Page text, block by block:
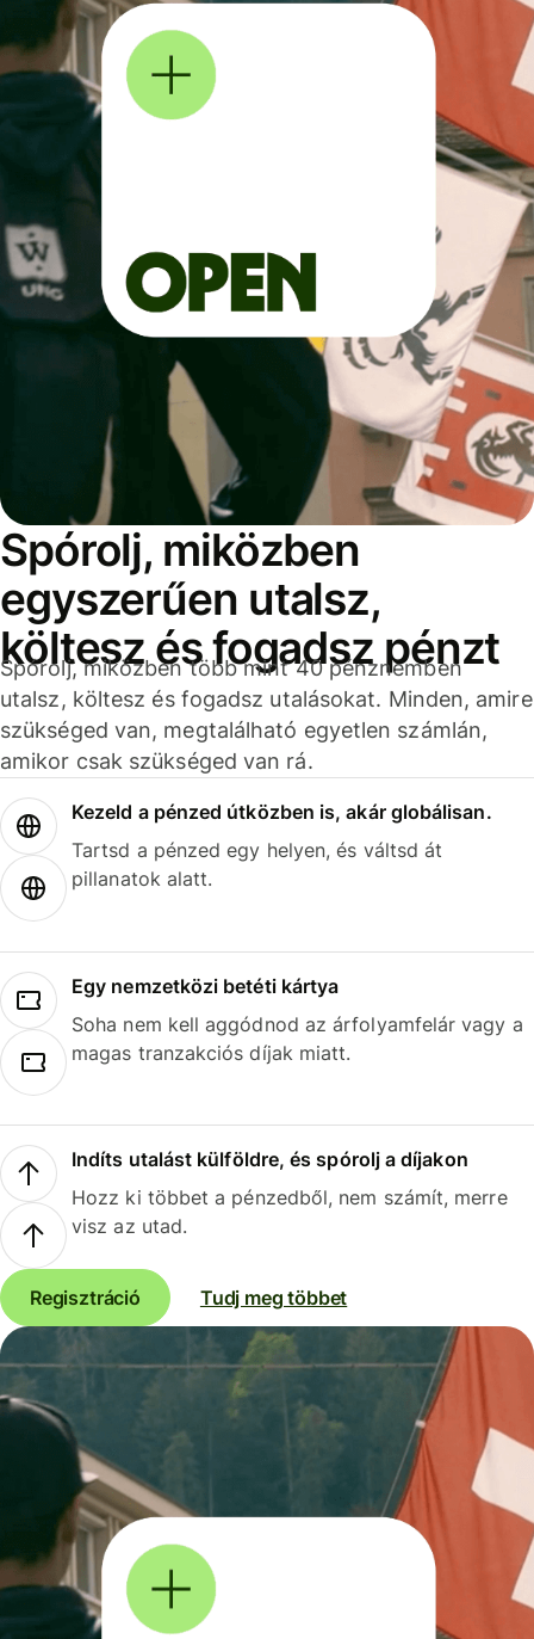
Spórolj, miközben
egyszerűen utalsz,
költesz és fogadsz pénzt
Spórolj, miközben több mint 40 pénznemben
utalsz, költesz és fogadsz utalásokat. Minden, amire
szükséged van, megtalálható egyetlen számlán,
amikor csak szükséged van rá.
Kezeld a pénzed útközben is, akár globálisan.
Tartsd a pénzed egy helyen, és váltsd át
pillanatok alatt.
Egy nemzetközi betéti kártya
Soha nem kell aggódnod az árfolyamfelár vagy a
magas tranzakciós díjak miatt.
Indíts utalást külföldre, és spórolj a díjakon
Hozz ki többet a pénzedből, nem számít, merre
visz az utad.
Regisztráció Tudj meg többet